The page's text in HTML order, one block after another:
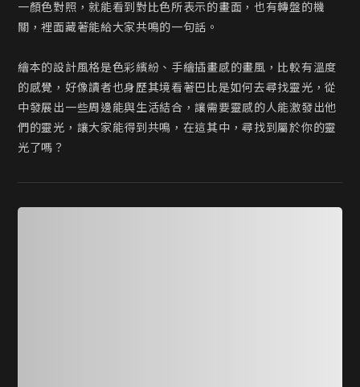
一顏色對照，就能看到對比色所表示的畫面，也有轉盤的機
關，裡面藏著能給大家共鳴的一句話。
繪本的設計風格是色彩繽紛、手繪插畫感的畫風，比較有溫度
的感覺，好像讀者也身歷其境看著巴比是如何去尋找靈光，從
中發展出一些周邊能與生活結合，讓需要靈感的人能激發出他
們的靈光，讓大家能得到共鳴，在這其中，尋找到屬於你的靈
光了嗎？